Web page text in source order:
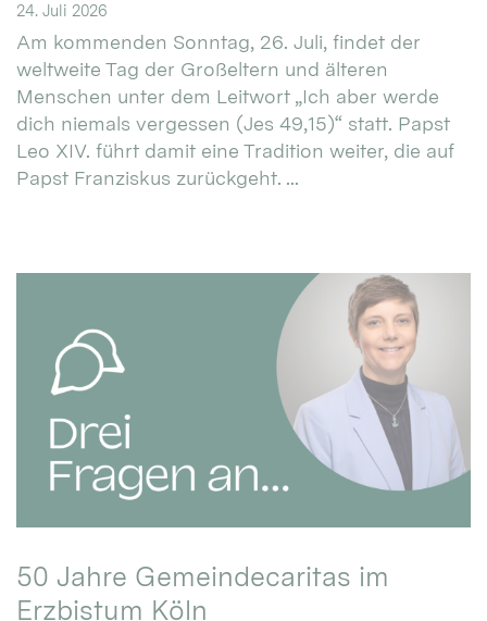
24. Juli 2026
Am kommenden Sonntag, 26. Juli, findet der
weltweite Tag der Großeltern und älteren
Menschen unter dem Leitwort „Ich aber werde
dich niemals vergessen (Jes 49,15)“ statt. Papst
Leo XIV. führt damit eine Tradition weiter, die auf
Papst Franziskus zurückgeht. ...
50 Jahre Gemeindecaritas im
Erzbistum Köln